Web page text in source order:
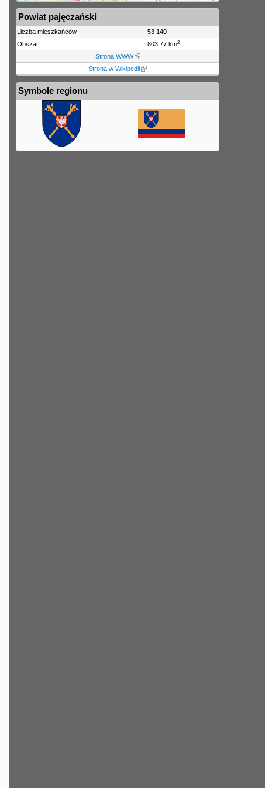
Powiat pajęczański
Liczba mieszkańców
53 140
Obszar
803,77 km2
Strona WWW
Strona w Wikipedii
Symbole regionu